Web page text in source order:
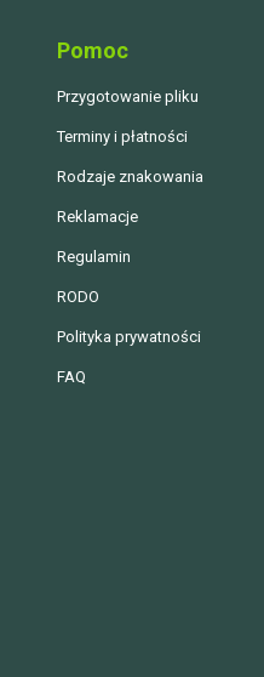
Pomoc
Przygotowanie pliku
Terminy i płatności
Rodzaje znakowania
Reklamacje
Regulamin
RODO
Polityka prywatności
FAQ